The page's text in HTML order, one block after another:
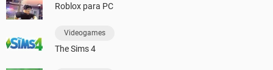
Roblox para PC
Videogames
The Sims 4